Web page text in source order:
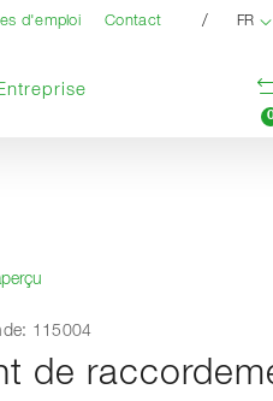
d'emploi Contact / FR
115004
de